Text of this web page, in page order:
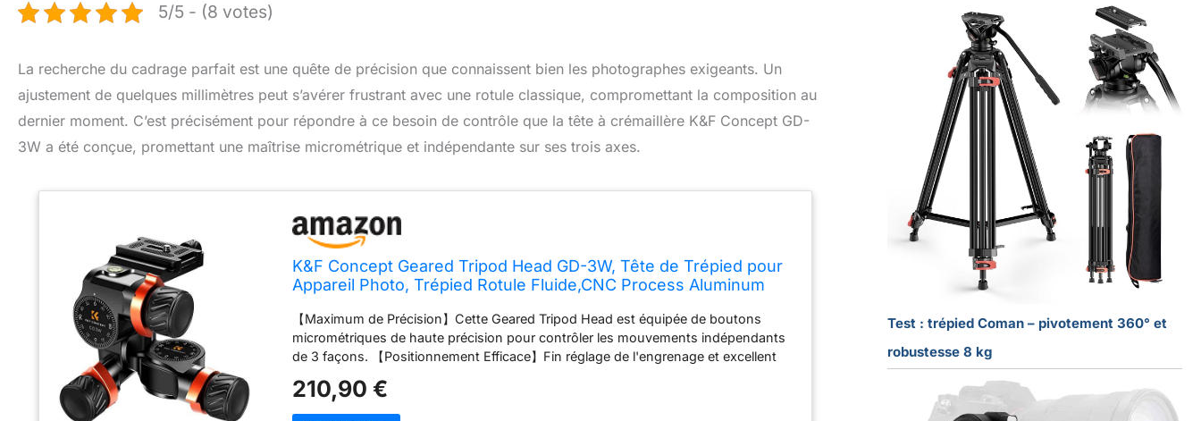
5/5 - (8 votes)
La recherche du cadrage parfait est une quête de précision que connaissent bien les photographes exigeants. Un
ajustement de quelques millimètres peut s’avérer frustrant avec une rotule classique, compromettant la composition au
dernier moment. C’est précisément pour répondre à ce besoin de contrôle que la tête à crémaillère K&F Concept GD-
3W a été conçue, promettant une maîtrise micrométrique et indépendante sur ses trois axes.
K&F Concept Geared Tripod Head GD-3W, Tête de Trépied pour
Appareil Photo, Trépied Rotule Fluide,CNC Process Aluminum
Photographie Professionnelle
【Maximum de Précision】Cette Geared Tripod Head est équipée de boutons
micrométriques de haute précision pour contrôler les mouvements indépendants
de 3 façons. 【Positionnement Efficace】Fin réglage de l'engrenage et excellent
votre efficacité de tir. 【Qualité Supérieure】 Avec un matériau en alliage
d'aluminium de haute qualité et un processus de précision CNC, l'apparence du
210,90 €
Test : trépied Coman – pivotement 360° et
robustesse 8 kg